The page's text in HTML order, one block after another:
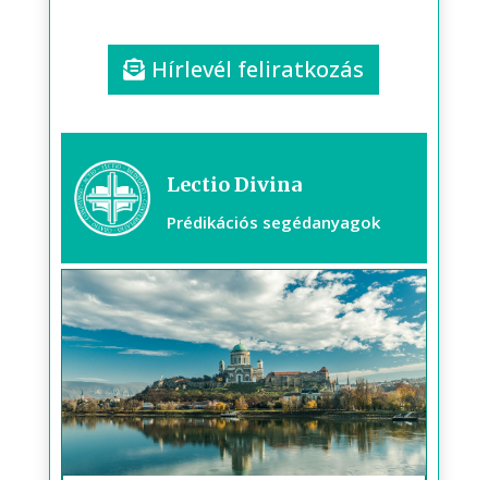
Hírlevél feliratkozás
Lectio Divina
Prédikációs segédanyagok